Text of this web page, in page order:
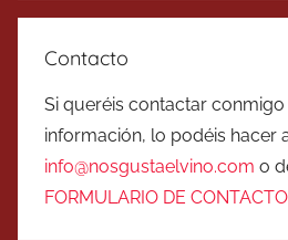
Contacto
Si queréis contactar
información, lo podéis hacer
info@nosgustaelvino.com o
FORMULARIO DE CONTACTO